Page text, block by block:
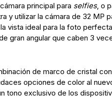
principal para selfies, o
y utilizar la cámara de 32 MP
vista ideal para la foto
gran angular que caben 3
de marco de cristal
opciones de color al
tono exclusivo de los